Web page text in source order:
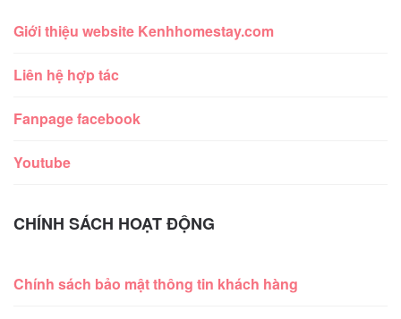
Giới thiệu website Kenhhomestay.com
Liên hệ hợp tác
Fanpage facebook
Youtube
CHÍNH SÁCH HOẠT ĐỘNG
Chính sách bảo mật thông tin khách hàng